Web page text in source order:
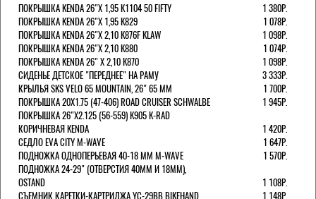
ПОКРЫШКА KENDA 26"Х 1,95 K1104 50 FIFTY
1 380Р.
ПОКРЫШКА KENDA 26"Х 1,95 K829
1 078Р.
ПОКРЫШКА KENDA 26"Х 2,10 K876F KLAW
1 098Р.
ПОКРЫШКА KENDA 26"Х 2,10 K880
1 074Р.
ПОКРЫШКА KENDA 26" Х 2,10 K870
1 098Р.
СИДЕНЬЕ ДЕТСКОЕ "ПЕРЕДНЕЕ" НА РАМУ
3 333Р.
КРЫЛЬЯ SKS VELO 65 MOUNTAIN, 26" 65 ММ
1 700Р.
ПОКРЫШКА 20X1.75 (47-406) ROAD CRUISER SCHWALBE
1 945Р.
ПОКРЫШКА 26"Х2.125 (56-559) K905 K-RAD
КОРИЧНЕВАЯ KENDA
1 420Р.
СЕДЛО EVA CITY M-WAVE
1 647Р.
ПОДНОЖКА ОДНОПЕРЬЕВАЯ 40-18 ММ M-WAVE
1 570Р.
ПОДНОЖКА 24-29" (ОТВЕРСТИЯ 40ММ И 18ММ),
OSTAND
1 108Р.
СЪЕМНИК КАРЕТКИ-КАРТРИДЖА YC-29BB BIKEHAND
1 148Р.